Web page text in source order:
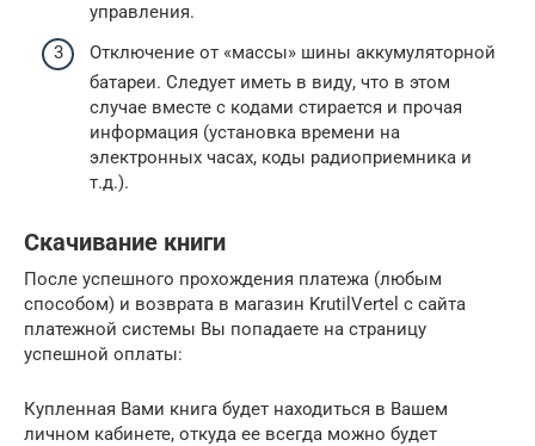
управления.
Отключение от «массы» шины аккумуляторной
батареи. Следует иметь в виду, что в этом
случае вместе с кодами стирается и прочая
информация (установка времени на
электронных часах, коды радиоприемника и
т.д.).
Скачивание книги
После успешного прохождения платежа (любым
способом) и возврата в магазин KrutilVertel с сайта
платежной системы Вы попадаете на страницу
успешной оплаты:
Купленная Вами книга будет находиться в Вашем
личном кабинете, откуда ее всегда можно будет